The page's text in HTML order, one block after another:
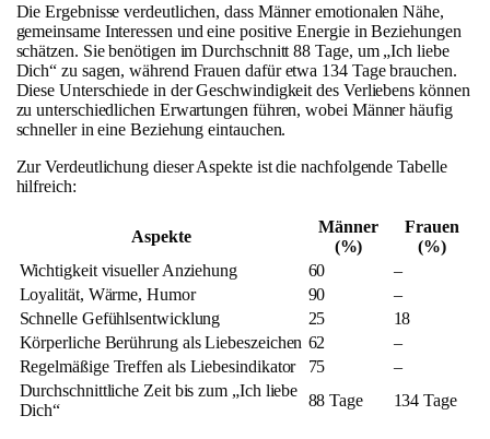
Die Ergebnisse verdeutlichen, dass Männer emotionalen Nähe,
gemeinsame Interessen und eine positive Energie in Beziehungen
schätzen. Sie benötigen im Durchschnitt 88 Tage, um „Ich liebe
Dich“ zu sagen, während Frauen dafür etwa 134 Tage brauchen.
Diese Unterschiede in der Geschwindigkeit des Verliebens können
zu unterschiedlichen Erwartungen führen, wobei Männer häufig
schneller in eine Beziehung eintauchen.
Zur Verdeutlichung dieser Aspekte ist die nachfolgende Tabelle
hilfreich:
Aspekte
Männer
(%)
Frauen
(%)
Wichtigkeit visueller Anziehung
60
–
Loyalität, Wärme, Humor
90
–
Schnelle Gefühlsentwicklung
25
18
Körperliche Berührung als Liebeszeichen 62
–
Regelmäßige Treffen als Liebesindikator
75
–
Durchschnittliche Zeit bis zum „Ich liebe
Dich“
88 Tage 134 Tage